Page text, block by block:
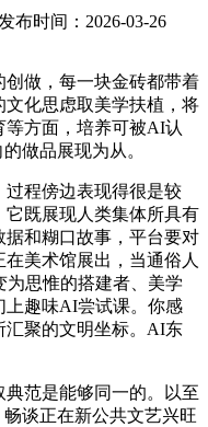
布时间：2026-03-26
做，每一块金砖都带着
化思虑取美学扶植，将
方面，培养可被AI认
做品展现为从。
程傍边表现得很是较
既展现人类集体所具有
和糊口故事，平台要对
美术馆展出，当通俗人
思惟的搭建者、美学
上趣味AI尝试课。你感
汇聚的文明坐标。AI东
范是能够同一的。以至
谈正在新公共文艺兴旺